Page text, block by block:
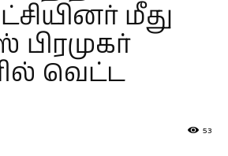
மீது
பிரமுகர்
வெட்ட
53